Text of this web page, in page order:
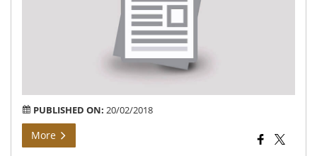
PUBLISHED ON: 20/02/2018
More